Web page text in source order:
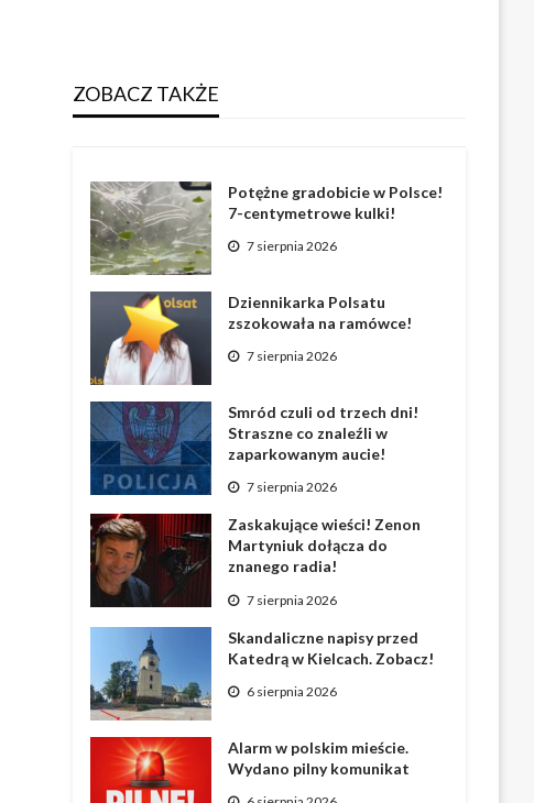
ZOBACZ TAKŻE
Potężne gradobicie w Polsce!
7-centymetrowe kulki!
7 sierpnia 2026
Dziennikarka Polsatu
zszokowała na ramówce!
7 sierpnia 2026
Smród czuli od trzech dni!
Straszne co znaleźli w
zaparkowanym aucie!
7 sierpnia 2026
Zaskakujące wieści! Zenon
Martyniuk dołącza do
znanego radia!
7 sierpnia 2026
Skandaliczne napisy przed
Katedrą w Kielcach. Zobacz!
6 sierpnia 2026
Alarm w polskim mieście.
Wydano pilny komunikat